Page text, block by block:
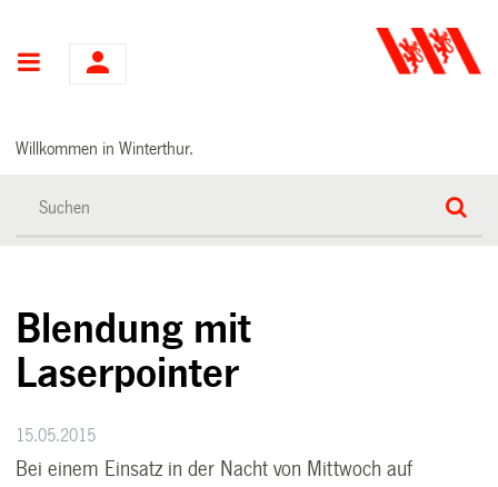
Hauptnavigation
Willkommen in Winterthur.
Blendung mit
Laserpointer
15.05.2015
Bei einem Einsatz in der Nacht von Mittwoch auf